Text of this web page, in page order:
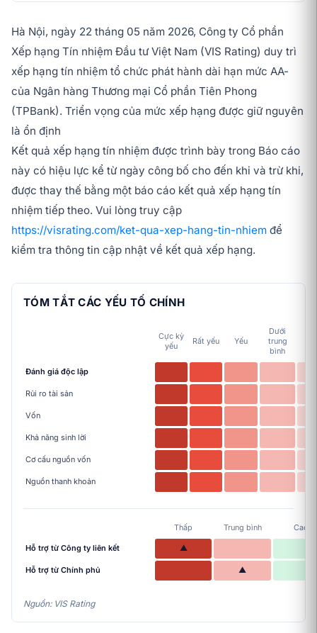
Hà Nội, ngày 22 tháng 05 năm 2026, Công ty Cổ phần
Xếp hạng Tín nhiệm Đầu tư Việt Nam (VIS Rating) duy trì
xếp hạng tín nhiệm tổ chức phát hành dài hạn mức AA-
của Ngân hàng Thương mại Cổ phần Tiên Phong
(TPBank). Triển vọng của mức xếp hạng được giữ nguyên
là ổn định
Kết quả xếp hạng tín nhiệm được trình bày trong Báo cáo
này có hiệu lực kể từ ngày công bố cho đến khi và trừ khi,
được thay thế bằng một báo cáo kết quả xếp hạng tín
nhiệm tiếp theo. Vui lòng truy cập
https://visrating.com/ket-qua-xep-hang-tin-nhiem để
kiểm tra thông tin cập nhật về kết quả xếp hạng.
TÓM TẮT CÁC YẾU TỐ CHÍNH
Cực kỳ
yếu
Rất yếu Yếu
Dưới
trung
bình
Đánh giá độc lập
Rủi ro tài sản
Vốn
Khả năng sinh lời
Cơ cấu nguồn vốn
Nguồn thanh khoản
Thấp Trung bình Cao
Hỗ trợ từ Công ty liên kết ▲
Hỗ trợ từ Chính phủ ▲
Nguồn: VIS Rating